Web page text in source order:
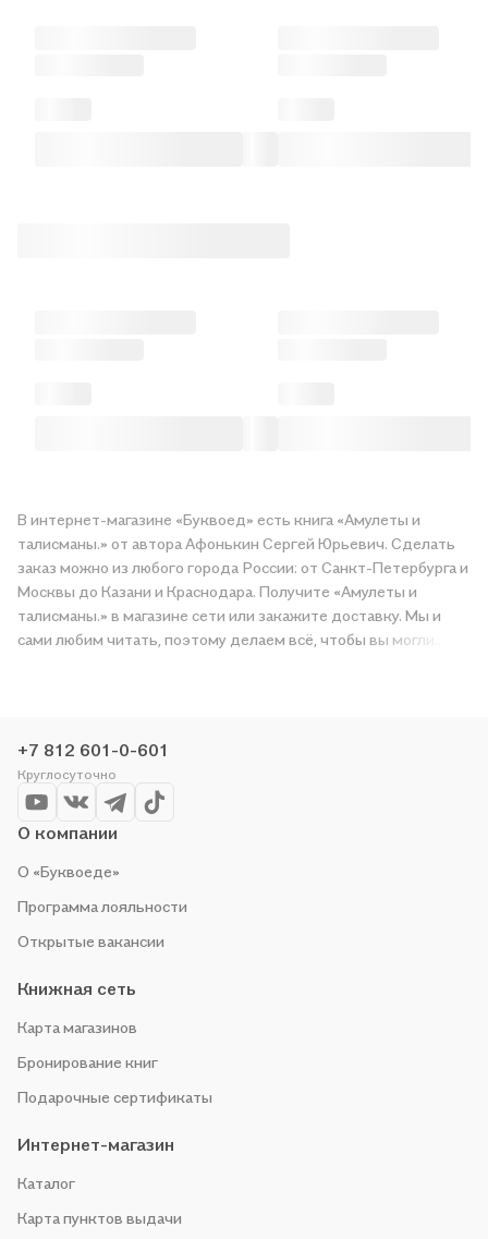
В интернет-магазине «Буквоед» есть книга «Амулеты и
талисманы.» от автора Афонькин Сергей Юрьевич. Сделать
заказ можно из любого города России: от Санкт-Петербурга и
Москвы до Казани и Краснодара. Получите «Амулеты и
талисманы.» в магазине сети или закажите доставку. Мы и
сами любим читать, поэтому делаем всё, чтобы вы могли
+7 812 601-0-601
Круглосуточно
О компании
О «Буквоеде»
Программа лояльности
Открытые вакансии
Книжная сеть
Карта магазинов
Бронирование книг
Подарочные сертификаты
Интернет-магазин
Каталог
Карта пунктов выдачи